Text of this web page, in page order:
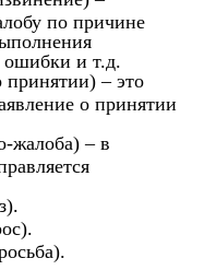
по причине
ошибки и т.д.
– это
о принятии
жалоба) – в